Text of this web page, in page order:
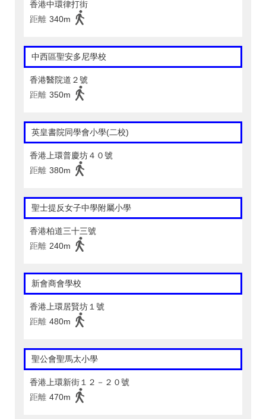
香港中環律打街
距離 340m
中西區聖安多尼學校
香港醫院道２號
距離 350m
英皇書院同學會小學(二校)
香港上環普慶坊４０號
距離 380m
聖士提反女子中學附屬小學
香港柏道三十三號
距離 240m
新會商會學校
香港上環居賢坊１號
距離 480m
聖公會聖馬太小學
香港上環新街１２－２０號
距離 470m